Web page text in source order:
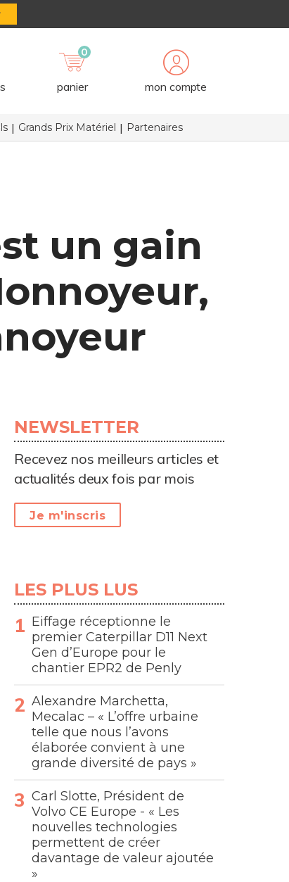
0
panier mon compte
Grands Prix Matériel Partenaires
un gain
NEWSLETTER
Recevez nos meilleurs articles et
actualités deux fois par mois
Je m'inscris
LES PLUS LUS
Eiffage réceptionne le
premier Caterpillar D11 Next
Gen d’Europe pour le
chantier EPR2 de Penly
Alexandre Marchetta,
Mecalac – « L’offre urbaine
telle que nous l’avons
élaborée convient à une
grande diversité de pays »
Carl Slotte, Président de
Volvo CE Europe - « Les
nouvelles technologies
permettent de créer
davantage de valeur ajoutée
»